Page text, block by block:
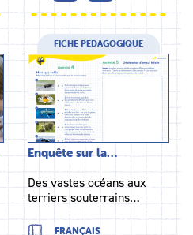
FICHE PÉDAGOGIQUE
Enquête sur la…
Des vastes océans aux
terriers souterrains…
FRANÇAIS